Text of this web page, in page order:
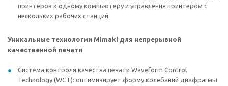
принтеров к одному компьютеру и управления принтером с
нескольких рабочих станций.
Уникальные технологии Mimaki для непрерывной
качественной печати
Система контроля качества печати Waveform Control
Technology (WCT): оптимизирует форму колебаний диафрагмы